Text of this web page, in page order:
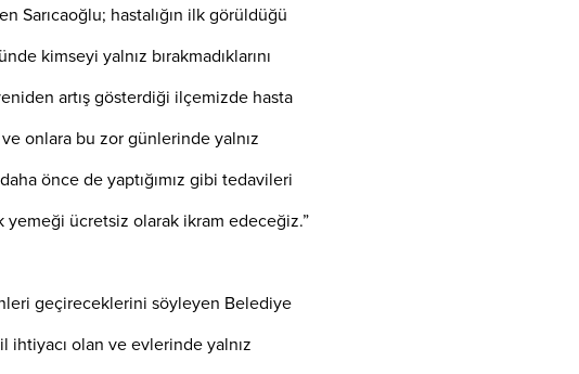
Sarıcaoğlu; hastalığın ilk görüldüğü
kimseyi yalnız bırakmadıklarını
artış gösterdiği ilçemizde hasta
onlara bu zor günlerinde yalnız
önce de yaptığımız gibi tedavileri
yemeği ücretsiz olarak ikram edeceğiz.”
geçireceklerini söyleyen Belediye
ihtiyacı olan ve evlerinde yalnız